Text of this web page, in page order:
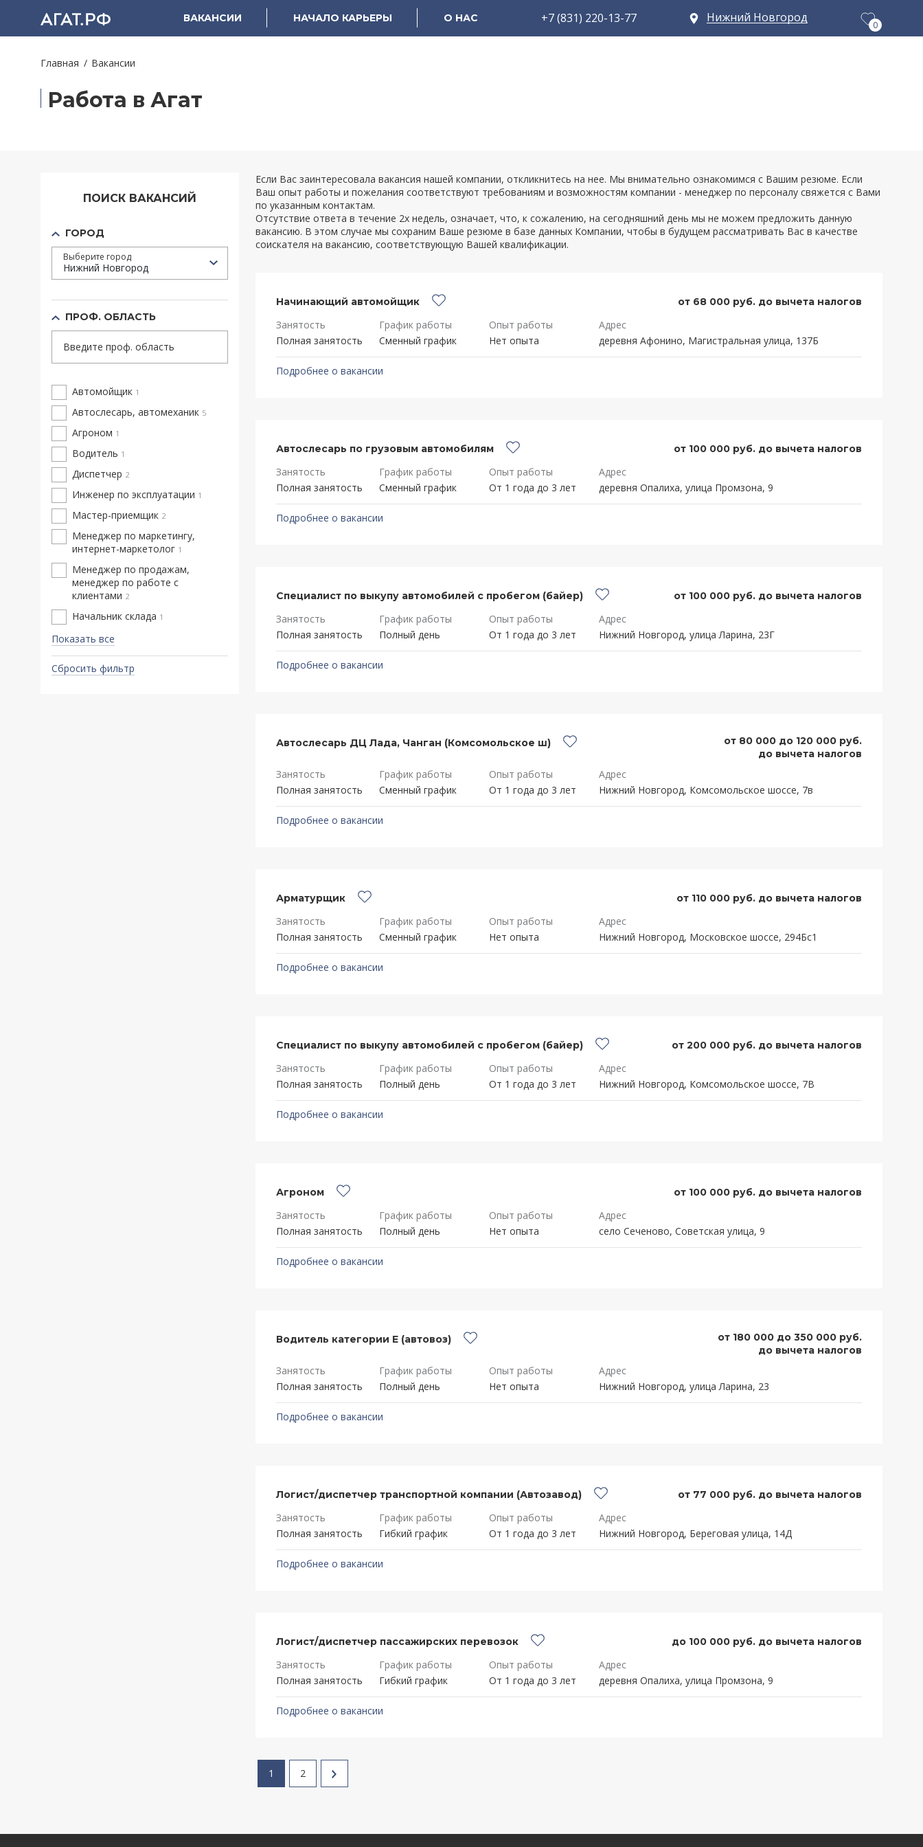
ВАКАНСИИ НАЧАЛО КАРЬЕРЫ О НАС +7 (831) 220-13-77 Нижний Новгород
0
Главная Вакансии
Работа в Агат
ПОИСК ВАКАНСИЙ
ГОРОД
Нижний Новгород
Выберите город
ПРОФ. ОБЛАСТЬ
Введите проф. область
Автомойщик 1
Автослесарь, автомеханик 5
Агроном 1
Водитель 1
Диспетчер 2
Инженер по эксплуатации 1
Мастер-приемщик 2
Менеджер по маркетингу,
интернет-маркетолог 1
Менеджер по продажам,
менеджер по работе с
клиентами 2
Начальник склада 1
Показать все
Сбросить фильтр
Если Вас заинтересовала вакансия нашей компании, откликнитесь на нее. Мы внимательно ознакомимся с Вашим резюме. Если
Ваш опыт работы и пожелания соответствуют требованиям и возможностям компании - менеджер по персоналу свяжется с Вами
по указанным контактам.
Отсутствие ответа в течение 2х недель, означает, что, к сожалению, на сегодняшний день мы не можем предложить данную
вакансию. В этом случае мы сохраним Ваше резюме в базе данных Компании, чтобы в будущем рассматривать Вас в качестве
соискателя на вакансию, соответствующую Вашей квалификации.
Начинающий автомойщик от 68 000 руб. до вычета налогов
Занятость
Полная занятость
График работы
Сменный график
Опыт работы
Нет опыта
Адрес
деревня Афонино, Магистральная улица, 137Б
Подробнее о вакансии
Автослесарь по грузовым автомобилям от 100 000 руб. до вычета налогов
Занятость
Полная занятость
График работы
Сменный график
Опыт работы
От 1 года до 3 лет
Адрес
деревня Опалиха, улица Промзона, 9
Подробнее о вакансии
Специалист по выкупу автомобилей с пробегом (байер) от 100 000 руб. до вычета налогов
Занятость
Полная занятость
График работы
Полный день
Опыт работы
От 1 года до 3 лет
Адрес
Нижний Новгород, улица Ларина, 23Г
Подробнее о вакансии
Автослесарь ДЦ Лада, Чанган (Комсомольское ш)
от 80 000 до 120 000 руб.
до вычета налогов
Занятость
Полная занятость
График работы
Сменный график
Опыт работы
От 1 года до 3 лет
Адрес
Нижний Новгород, Комсомольское шоссе, 7в
Подробнее о вакансии
Арматурщик от 110 000 руб. до вычета налогов
Занятость
Полная занятость
График работы
Сменный график
Опыт работы
Нет опыта
Адрес
Нижний Новгород, Московское шоссе, 294Бс1
Подробнее о вакансии
Специалист по выкупу автомобилей с пробегом (байер) от 200 000 руб. до вычета налогов
Занятость
Полная занятость
График работы
Полный день
Опыт работы
От 1 года до 3 лет
Адрес
Нижний Новгород, Комсомольское шоссе, 7В
Подробнее о вакансии
Агроном от 100 000 руб. до вычета налогов
Занятость
Полная занятость
График работы
Полный день
Опыт работы
Нет опыта
Адрес
село Сеченово, Советская улица, 9
Подробнее о вакансии
Водитель категории Е (автовоз)
от 180 000 до 350 000 руб.
до вычета налогов
Занятость
Полная занятость
График работы
Полный день
Опыт работы
Нет опыта
Адрес
Нижний Новгород, улица Ларина, 23
Подробнее о вакансии
Логист/диспетчер транспортной компании (Автозавод) от 77 000 руб. до вычета налогов
Занятость
Полная занятость
График работы
Гибкий график
Опыт работы
От 1 года до 3 лет
Адрес
Нижний Новгород, Береговая улица, 14Д
Подробнее о вакансии
Логист/диспетчер пассажирских перевозок до 100 000 руб. до вычета налогов
Занятость
Полная занятость
График работы
Гибкий график
Опыт работы
От 1 года до 3 лет
Адрес
деревня Опалиха, улица Промзона, 9
Подробнее о вакансии
1 2 Next